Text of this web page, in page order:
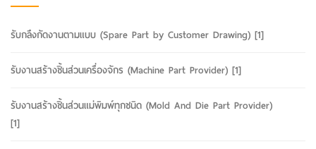
รับกลึงกัดงานตามแบบ (Spare Part by Customer Drawing) [1]
รับงานสร้างชิ้นส่วนเครื่องจักร (Machine Part Provider) [1]
รับงานสร้างชิ้นส่วนแม่พิมพ์ทุกชนิด (Mold And Die Part Provider)
[1]